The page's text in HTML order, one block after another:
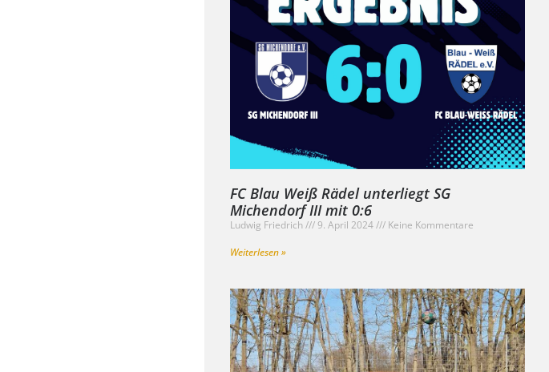
FC Blau Weiß Rädel unterliegt SG
Michendorf III mit 0:6
Ludwig Friedrich 9. April 2024
Keine Kommentare
Weiterlesen »